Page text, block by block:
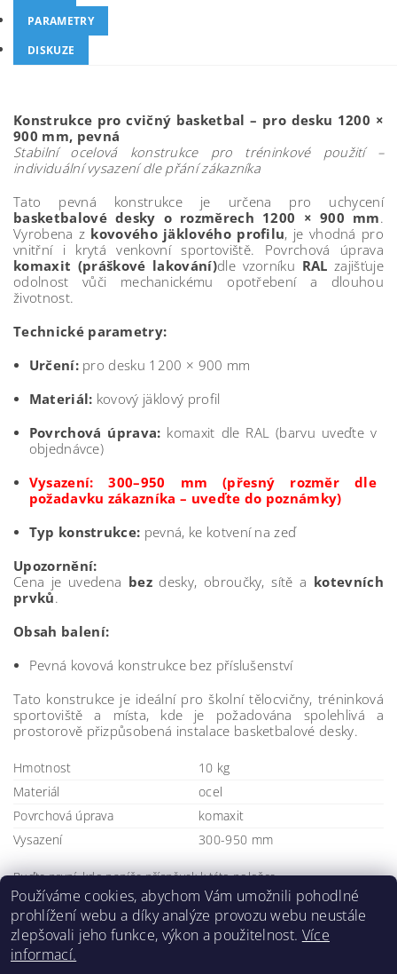
PARAMETRY
DISKUZE
Konstrukce pro cvičný basketbal – pro desku 1200 ×
900 mm, pevná
Stabilní ocelová konstrukce pro tréninkové použití –
individuální vysazení dle přání zákazníka
Tato pevná konstrukce je určena pro uchycení
basketbalové desky o rozměrech 1200 × 900 mm.
Vyrobena z kovového jäklového profilu, je vhodná pro
vnitřní i krytá venkovní sportoviště. Povrchová úprava
komaxit (práškové lakování)dle vzorníku RAL zajišťuje
odolnost vůči mechanickému opotřebení a dlouhou
životnost.
Technické parametry:
Určení:pro desku 1200 × 900 mm
Materiál: kovový jäklový profil
Povrchová úprava: komaxit dle RAL (barvu uveďte v
objednávce)
Vysazení: 300–950 mm (přesný rozměr dle
požadavku zákazníka – uveďte do poznámky)
Typ konstrukce: pevná, ke kotvení na zeď
Upozornění:
Cena je uvedena bezdesky, obroučky, sítě a kotevních
prvků.
Obsah balení:
Pevná kovová konstrukce bez příslušenství
Tato konstrukce je ideální pro školní tělocvičny, tréninková
sportoviště a místa, kde je požadována spolehlivá a
prostorově přizpůsobená instalace basketbalové desky.
Hmotnost
10 kg
Materiál
ocel
Povrchová úprava
komaxit
Vysazení
300-950 mm
Buďte první, kdo napíše příspěvek k této položce.
Přidat komentář
Používáme cookies, abychom Vám umožnili pohodlné
prohlížení webu a díky analýze provozu webu neustále
zlepšovali jeho funkce, výkon a použitelnost. Více
informací.